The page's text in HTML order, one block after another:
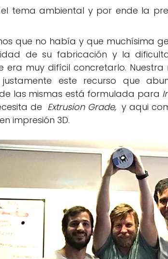
el tema ambiental y por ende la
que no había y que muchísima
de su fabricación y la
era muy difícil concretarlo.
justamente este recurso que
las mismas está formulada para
de Extrusion Grade,y aqui
impresión 3D.